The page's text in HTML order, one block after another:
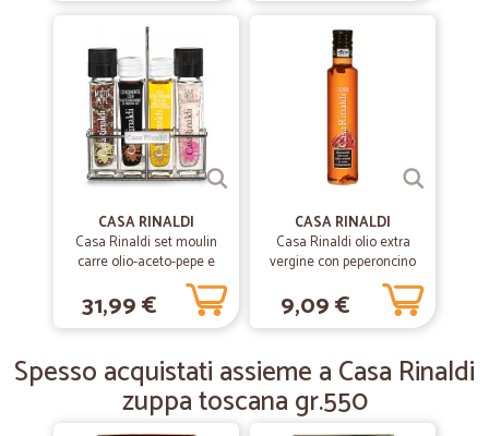
Una bella scoperta..
Qui ho trovato alimenti che non riuscivo più a reperire nei
supermercati. Consegna velocissima e puntuale. Consigliato a chi
non ha tempo da perdere..
Servizio Eccellente
Oramai è tanto tempo che faccio la spesa online su Cicalia e devo
dire che mi sono trovata benissimo. Il Servizio è Eccellente .
13/04/2019
— Luciano M.
veloce ottimo servizio
veloce ottimo servizio, sicuramente acquisterò di nuovo
CASA RINALDI
Casa Rinaldi set moulin
carre olio-aceto-pepe e
31,99 €
CASA RINALDI
Casa Rinaldi olio extra
vergine con peperoncino
9,09 €
Spesso acquistati assieme a Casa Rinaldi
zuppa toscana gr.550